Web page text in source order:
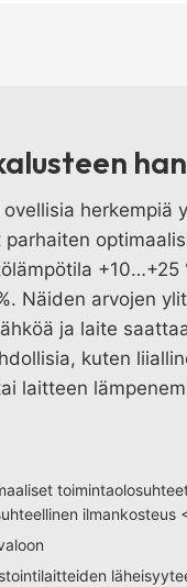
herkempiä
+10…+25
Näiden arvojen
ja laite
kuten
laitteen
ilmankosteus